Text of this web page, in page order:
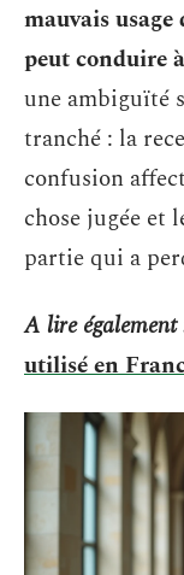
mauvais usage
peut conduire
une ambiguïté
tranché : la
confusion
chose jugée et
partie qui a
A lire également
utilisé en